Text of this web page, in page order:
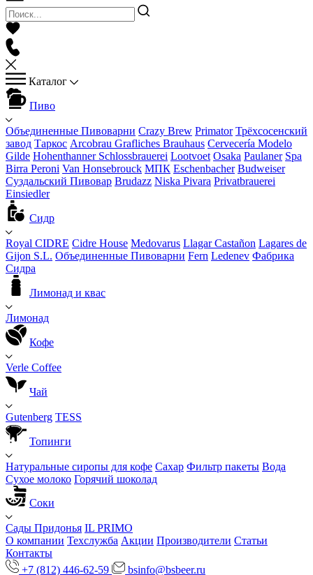
Каталог
Пиво
Объединенные Пивоварни Crazy Brew Primator Трёхсосенский
завод Таркос Arcobrau Grafliches Brauhaus Cervecería Modelo
Gilde Hohenthanner Schlossbrauerei Lootvoet Osaka Paulaner Spa
Birra Peroni Van Honsebrouck МПК Eschenbacher Budweiser
Суздальский Пивовар Brudazz Niska Pivara Privatbrauerei
Einsiedler
Сидр
Royal CIDRE Cidre House Medovarus Llagar Castañon Lagares de
Gijon S.L. Объединенные Пивоварни Fern Ledenev Фабрика
Сидра
Лимонад и квас
Лимонад
Кофе
Verle Coffee
Чай
Gutenberg TESS
Топинги
Натуральные сиропы для кофе Сахар Фильтр пакеты Вода
Сухое молоко Горячий шоколад
Соки
Сады Придонья IL PRIMO
О компании Техслужба Акции Производители Статьи
Контакты
+7 (812) 446-62-59
bsinfo@bsbeer.ru